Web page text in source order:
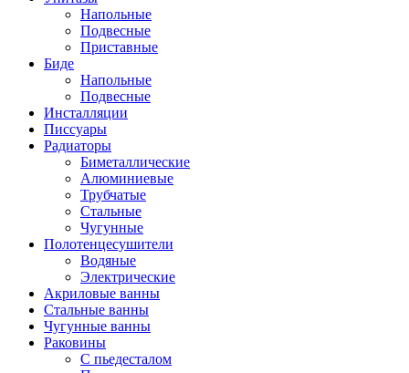
Напольные
Подвесные
Приставные
Биде
Напольные
Подвесные
Инсталляции
Писсуары
Радиаторы
Биметаллические
Алюминиевые
Трубчатые
Стальные
Чугунные
Полотенцесушители
Водяные
Электрические
Акриловые ванны
Стальные ванны
Чугунные ванны
Раковины
С пьедесталом